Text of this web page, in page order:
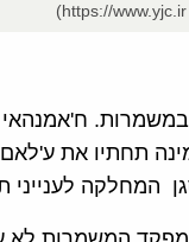
https://www.yjc.ir)
במשמרות.
תחתיו את
המחלקה